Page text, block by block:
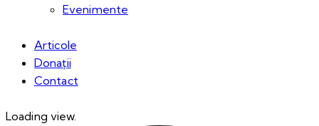
Evenimente
Articole
Donații
Contact
Loading view.